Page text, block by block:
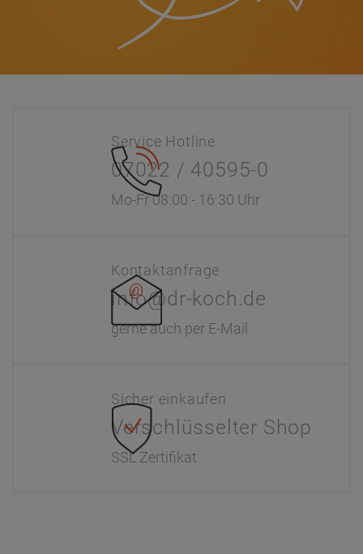
Service Hotline
07022 / 40595-0
Mo-Fr 08:00 - 16:30 Uhr
Kontaktanfrage
info@dr-koch.de
gerne auch per E-Mail
Sicher einkaufen
Verschlüsselter Shop
SSL Zertifikat